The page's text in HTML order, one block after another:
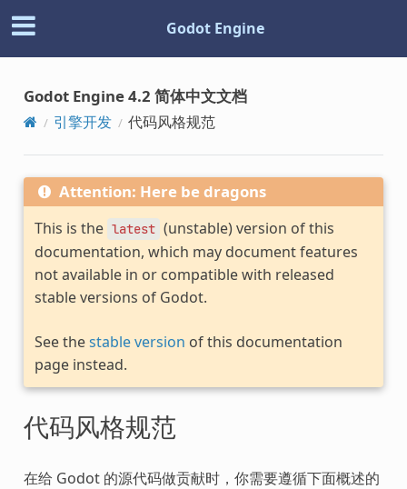
Godot Engine
Godot Engine 4.2 简体中文文档
引擎开发 代码风格规范
Attention: Here be dragons
This is the latest (unstable) version of this
documentation, which may document features
not available in or compatible with released
stable versions of Godot.
See thestable version of this documentation
page instead.
代码风格规范
在给 Godot 的源代码做贡献时，你需要遵循下面概述的